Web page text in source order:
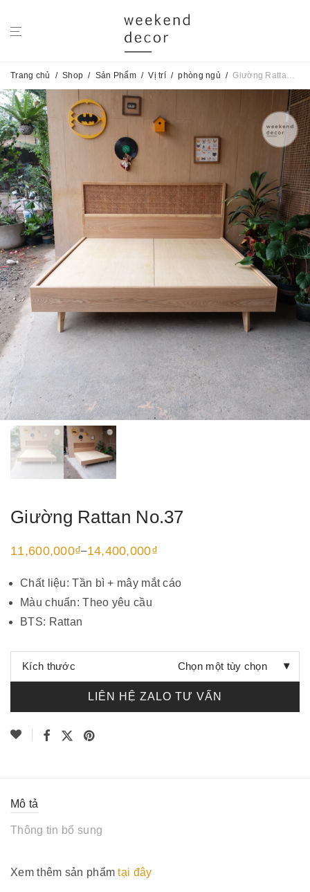
Trang chủ / Shop / Sản Phẩm / Vị trí / phòng ngủ / Giường Rattan No.37
Giường Rattan No.37
11,600,000₫–14,400,000₫
Khoảng
11,600,000₫
đến
14,400,000₫
Chất liệu: Tần bì + mây mắt cáo
Màu chuẩn: Theo yêu cầu
BTS: Rattan
Kích thước Chọn một tùy chọn
LIÊN HỆ ZALO TƯ VẤN
Mô tả
Thông tin bổ sung
Xem thêm sản phẩmtại đây